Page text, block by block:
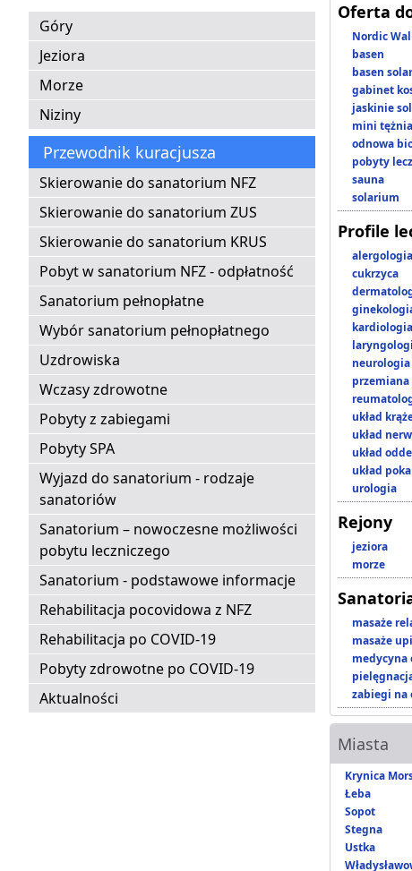
Góry
Jeziora
Morze
Niziny
Przewodnik kuracjusza
Skierowanie do sanatorium NFZ
Skierowanie do sanatorium ZUS
Skierowanie do sanatorium KRUS
Pobyt w sanatorium NFZ - odpłatność
Sanatorium pełnopłatne
Wybór sanatorium pełnopłatnego
Uzdrowiska
Wczasy zdrowotne
Pobyty z zabiegami
Pobyty SPA
Wyjazd do sanatorium - rodzaje
sanatoriów
Sanatorium – nowoczesne możliwości
pobytu leczniczego
Sanatorium - podstawowe informacje
Rehabilitacja pocovidowa z NFZ
Rehabilitacja po COVID-19
Pobyty zdrowotne po COVID-19
Aktualności
Oferta
Nordic
basen
basen
gabinet
jaskinie
mini
odnowa
pobyty
sauna
solarium
Profile
alergologia
cukrzyca
kardiologia
neurologia
układ
układ
układ
układ
urologia
Rejony
jeziora
morze
masaże
masaże
medycyna
zabiegi na
Miasta
Krynica
Łeba
Sopot
Stegna
Ustka